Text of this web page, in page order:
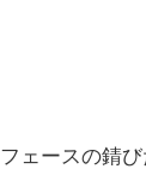
ェースの錆